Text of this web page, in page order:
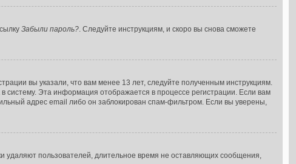
Забыли пароль?. Следуйте инструкциям, и скоро вы снова сможете
вы указали, что вам менее 13 лет, следуйте полученным инструкциям.
Эта информация отображается в процессе регистрации. Если вам
адрес email либо он заблокирован спам-фильтром. Если вы уверены,
удаляют пользователей, длительное время не оставляющих сообщения,